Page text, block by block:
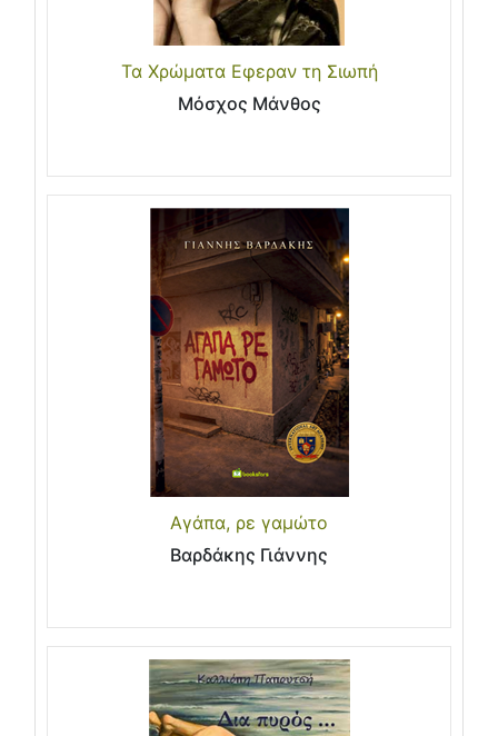
Τα Χρώματα Εφεραν τη Σιωπή
Μόσχος Μάνθος
Αγάπα, ρε γαμώτο
Βαρδάκης Γιάννης